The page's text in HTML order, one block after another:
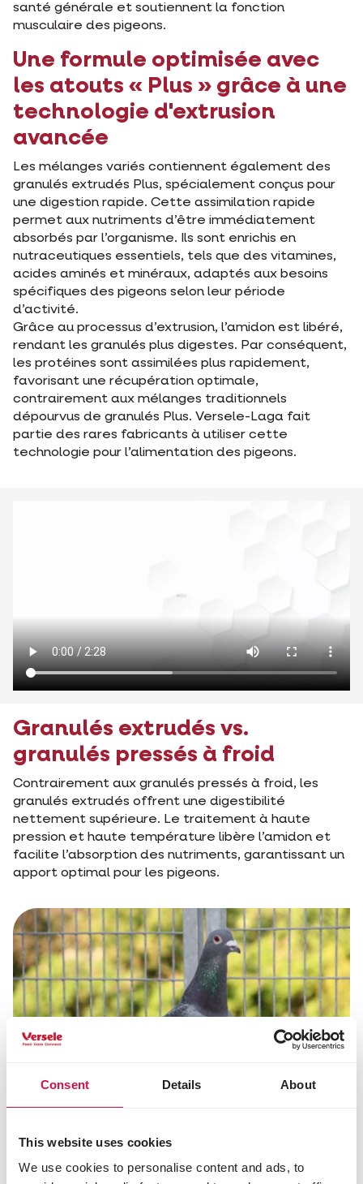
Consent Details About
This website uses cookies
We use cookies to personalise content and ads, to
santé générale et soutiennent la fonction
musculaire des pigeons.
Une formule optimisée avec
les atouts « Plus » grâce à une
technologie d'extrusion
avancée
Les mélanges variés contiennent également des
granulés extrudés Plus, spécialement conçus pour
une digestion rapide. Cette assimilation rapide
permet aux nutriments d’être immédiatement
absorbés par l’organisme. Ils sont enrichis en
nutraceutiques essentiels, tels que des vitamines,
acides aminés et minéraux, adaptés aux besoins
spécifiques des pigeons selon leur période
d’activité.
Grâce au processus d’extrusion, l’amidon est libéré,
rendant les granulés plus digestes. Par conséquent,
les protéines sont assimilées plus rapidement,
favorisant une récupération optimale,
contrairement aux mélanges traditionnels
dépourvus de granulés Plus. Versele-Laga fait
partie des rares fabricants à utiliser cette
technologie pour l’alimentation des pigeons.
Granulés extrudés vs.
granulés pressés à froid
Contrairement aux granulés pressés à froid, les
granulés extrudés offrent une digestibilité
nettement supérieure. Le traitement à haute
pression et haute température libère l’amidon et
facilite l’absorption des nutriments, garantissant un
apport optimal pour les pigeons.
Les avantages des granulés